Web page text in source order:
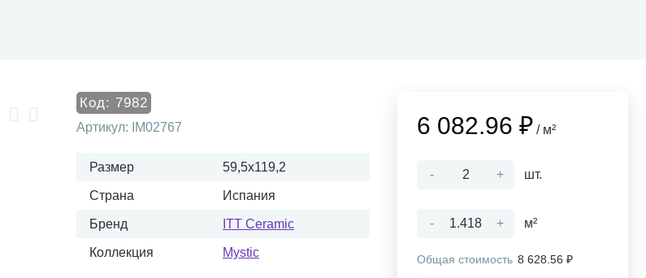
Код: 7982
Артикул: IM02767
Размер 59,5x119,2
Страна Испания
Бренд ITT Ceramic
Коллекция Mystic
6 082.96 ₽ / м²
- + шт.
- + м²
Общая стоимость 8 628.56 ₽